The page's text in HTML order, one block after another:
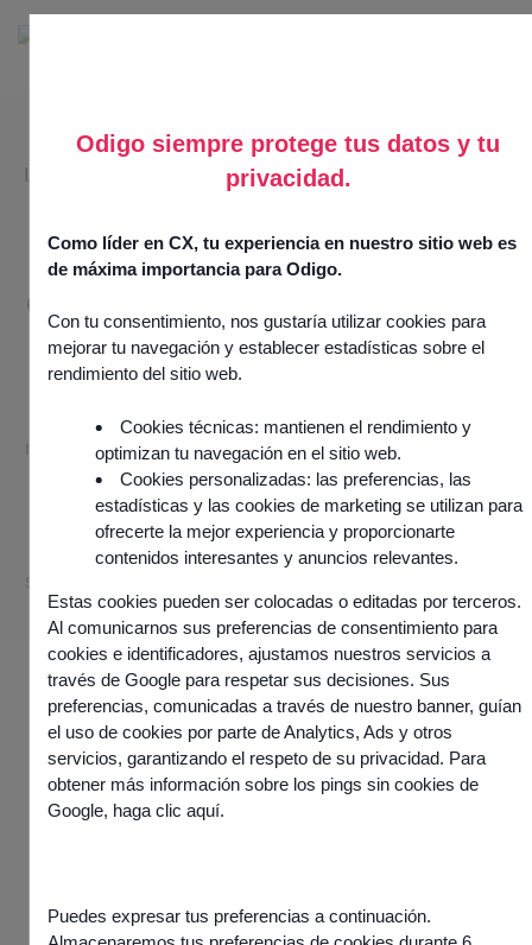
Odigo siempre protege tus datos y tu
privacidad.
Como líder en CX, tu experiencia en nuestro sitio web es
de máxima importancia para Odigo.
Con tu consentimiento, nos gustaría utilizar cookies para
mejorar tu navegación y establecer estadísticas sobre el
rendimiento del sitio web.
Cookies técnicas: mantienen el rendimiento y
optimizan tu navegación en el sitio web.
Cookies personalizadas: las preferencias, las
estadísticas y las cookies de marketing se utilizan para
ofrecerte la mejor experiencia y proporcionarte
contenidos interesantes y anuncios relevantes.
Estas cookies pueden ser colocadas o editadas por terceros.
Al comunicarnos sus preferencias de consentimiento para
cookies e identificadores, ajustamos nuestros servicios a
través de Google para respetar sus decisiones. Sus
preferencias, comunicadas a través de nuestro banner, guían
el uso de cookies por parte de Analytics, Ads y otros
servicios, garantizando el respeto de su privacidad. Para
obtener más información sobre los pings sin cookies de
Google, haga clic aquí.
Puedes expresar tus preferencias a continuación.
Revoluciona tu
experiencia de cliente con
agentes autónomos de IA
centros de contacto con agentes de IA capaces de
resolver la mayoría de las solicitudes de forma autónoma,
ofreciendo al mismo tiempo una experiencia fluida y
personalizada.
Plug-and-play, la solución se integra fácilmente con tus
sistemas actuales para una implantación rápida y segura.
Solicita una demo
Más que IA, un agente